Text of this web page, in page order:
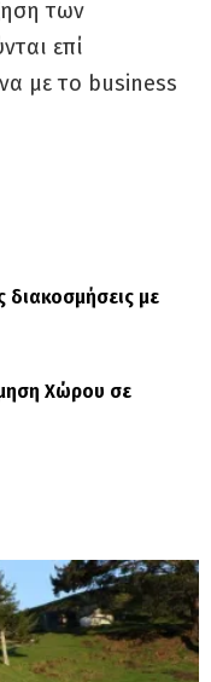
των
επί
με το business
διακοσμήσεις με
Χώρου σε